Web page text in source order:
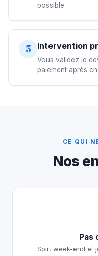
possible.
3 Intervention
Vous validez le
paiement après
CE QUI
Nos
Pas
Soir, week-end et